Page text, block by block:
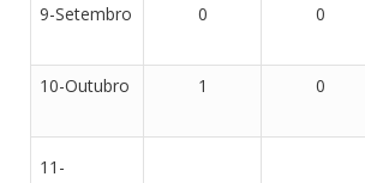
9-Setembro 0 0
10-Outubro 1 0
11-